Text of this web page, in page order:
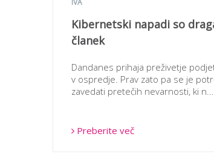
IVA
Kibernetski napadi so
članek
Dandanes prihaja preživetje
v ospredje. Prav zato pa se je
zavedati pretečih nevarnosti, ki n...
Preberite več